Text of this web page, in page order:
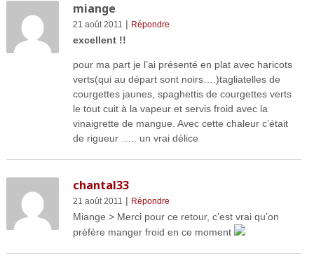
miange
21 août 2011 | Répondre
excellent !!
pour ma part je l’ai présenté en plat avec haricots
verts(qui au départ sont noirs….)tagliatelles de
courgettes jaunes, spaghettis de courgettes verts
le tout cuit à la vapeur et servis froid avec la
vinaigrette de mangue. Avec cette chaleur c’était
de rigueur ….. un vrai délice
chantal33
21 août 2011 | Répondre
Miange > Merci pour ce retour, c’est vrai qu’on
préfère manger froid en ce moment